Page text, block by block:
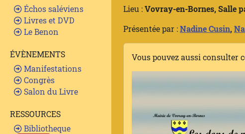
Échos saléviens
Livres et DVD
Le Benon
ÉVÈNEMENTS
Manifestations
Congrès
Salon du Livre
RESSOURCES
Bibliotheque
Lieu :Vovray-en-Bornes, Salle
Présentée par :Nadine Cusin,
Vous pouvez aussi consulter